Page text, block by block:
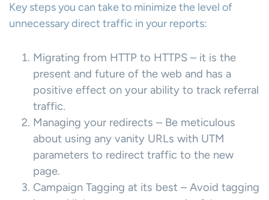
Key steps you can take to minimize the level of
unnecessary direct traffic in your reports:
Migrating from HTTP to HTTPS – it is the
present and future of the web and has a
positive effect on your ability to track referral
traffic.
Managing your redirects – Be meticulous
about using any vanity URLs with UTM
parameters to redirect traffic to the new
page.
Campaign Tagging at its best – Avoid tagging